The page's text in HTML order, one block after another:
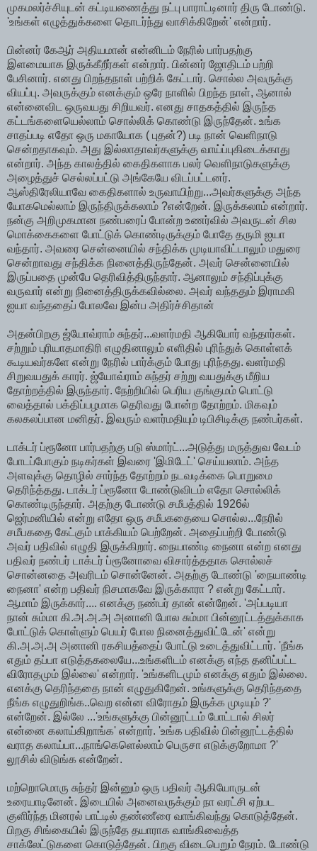
முகமலர்ச்சியுடன் கட்டியணைத்து நட்பு பாராட்டினார் திரு டோண்டு.
'உங்கள் எழுத்துக்களை தொடர்ந்து வாசிக்கிறேன்' என்றார்.
பின்னர் கேஆர் அதியமான் என்னிடம் நேரில் பார்பதற்கு
இளமையாக இருக்கீறீர்கள் என்றார். பின்னர் ஜோதிடம் பற்றி
பேசினார். எனது பிறந்தநாள் பற்றிக் கேட்டார். சொல்ல அவருக்கு
வியப்பு. அவருக்கும் எனக்கும் ஒரே நாளில் பிறந்த நாள், ஆனால்
என்னைவிட ஒருவயது சிறியவர். எனது சாதகத்தில் இருந்த
கட்டங்களையெல்லாம் சொல்லிக் கொண்டு இருந்தேன். உங்க
சாதப்படி எதோ ஒரு மகாயோக ( புதன்?) படி நான் வெளிநாடு
சென்றதாகவும். அது இல்லாதாவர்களுக்கு வாய்ப்புகிடைக்காது
என்றார். அந்த காலத்தில் கைதிகளாக பலர் வெளிநாடுகளுக்கு
அழைத்துச் செல்லப்பட்டு அங்கேயே விடப்பட்டனர்.
ஆஸ்திரேலியாவே கைதிகளால் உருவாயிற்று...அவர்களுக்கு அந்த
யோகமெல்லாம் இருந்திருக்கலாம் ?என்றேன். இருக்கலாம் என்றார்.
நன்கு அறிமுகமான நண்பரைப் போன்ற உணர்வில் அவருடன் சில
மொக்கைகளை போட்டுக் கொண்டிருக்கும் போதே தருமி ஐயா
வந்தார். அவரை சென்னையில் சந்திக்க முடியாவிட்டாலும் மதுரை
சென்றாவது சந்திக்க நினைத்திருந்தேன். அவர் சென்னையில்
இருப்பதை முன்பே தெரிவித்திருந்தார். ஆனாலும் சந்திப்புக்கு
வருவார் என்று நினைத்திருக்கவில்லை. அவர் வந்ததும் இராமகி
ஐயா வந்ததைப் போலவே இன்ப அதிர்ச்சிதான்
அதன்பிறகு ஜ்யோவ்ராம் சுந்தர்...வளர்மதி ஆகியோர் வந்தார்கள்.
சற்றும் புரியாதமாதிரி எழுதினாலும் எளிதில் புரிந்துக் கொள்ளக்
கூடியவர்களே என்று நேரில் பார்க்கும் போது புரிந்தது. வளர்மதி
சிறுவயதுக் காரர். ஜ்யோவ்ராம் சுந்தர் சற்று வயதுக்கு மீறிய
தோற்றத்தில் இருந்தார். நேற்றியில் பெரிய குங்குமம் பொட்டு
வைத்தால் பக்திப்பழமாக தெரிவது போன்ற தோற்றம். மிகவும்
கலகலப்பான மனிதர். இவரும் வளர்மதியும் டிபிசிடிக்கு நண்பர்கள்.
டாக்டர் ப்ரூனோ பார்பதற்கு படு ஸ்மார்ட்...அடுத்து மருத்துவ வேடம்
போடப்போகும் நடிகர்கள் இவரை 'இமிடேட்' செய்யலாம். அந்த
அளவுக்கு தொழில் சார்ந்த தோற்றம் நடவடிக்கை பொறுமை
தெரிந்த்தது. டாக்டர் ப்ரூனோ டோண்டுவிடம் எதோ சொல்லிக்
கொண்டிருந்தார். அதற்கு டோண்டு சமீபத்தில் 1926ல்
ஜெர்மனியில் என்று எதோ ஒரு சமீபகதையை சொல்ல...நேரில்
சமீபகதை கேட்கும் பாக்கியம் பெற்றேன். அதைப்பற்றி டோண்டு
அவர் பதிவில் எழுதி இருக்கிறார். நையாண்டி நைனா என்ற எனது
பதிவர் நண்பர் டாக்டர் ப்ரூனோவை விசார்த்ததாக சொல்லச்
சொன்னதை அவரிடம் சொன்னேன். அதற்கு டோண்டு 'நையாண்டி
நைனா' என்ற பதிவர் நிசமாகவே இருக்காரா ? என்று கேட்டார்.
ஆமாம் இருக்கார்.... எனக்கு நண்பர் தான் என்றேன். 'அப்படியா
நான் சும்மா கி.அ.அ.அ அனானி போல சும்மா பின்னூட்டத்துக்காக
போட்டுக் கொள்ளும் பெயர் போல நினைத்துவிட்டேன்' என்று
கி.அ.அ.அ அனானி ரகசியத்தைப் போட்டு உடைத்துவிட்டார். 'நீங்க
எதும் தப்பா எடுத்தகலையே...உங்களிடம் எனக்கு எந்த தனிப்பட்ட
விரோதமும் இல்லை' என்றார். 'உங்களிடமும் எனக்கு எதும் இல்லை.
எனக்கு தெரிந்ததை நான் எழுதுகிறேன். உங்களுக்கு தெரிந்ததை
நீங்க எழுதுறிங்க..வெற என்ன விரோதம் இருக்க முடியும் ?'
என்றேன். இல்லே ...'உங்களுக்கு பின்னூட்டம் போட்டால் சிலர்
என்னை கலாய்கிறாங்க' என்றார். 'உங்க பதிவில் பின்னூட்டத்தில்
வராத கலாய்பா...நாங்கெளெல்லாம் பெருசா எடுக்குறோமா ?'
லூசில் விடுங்க என்றேன்.
மற்றொமொரு சுந்தர் இன்னும் ஒரு பதிவர் ஆகியோருடன்
உரையாடினேன். இடையில் அனைவருக்கும் நா வரட்சி ஏற்பட
குளிர்ந்த மினரல் பாட்டில் தண்ணீரை வாங்கிவந்து கொடுத்தேன்.
பிறகு சிங்கையில் இருந்தே தயாராக வாங்கிவைத்த
சாக்லேட்டுகளை கொடுத்தேன். பிறகு விடைபெறும் நேரம். டோண்டு